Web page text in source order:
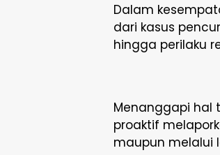
Dalam
dari kasus
hingga perilaku
Menanggapi hal
proaktif
maupun melalui